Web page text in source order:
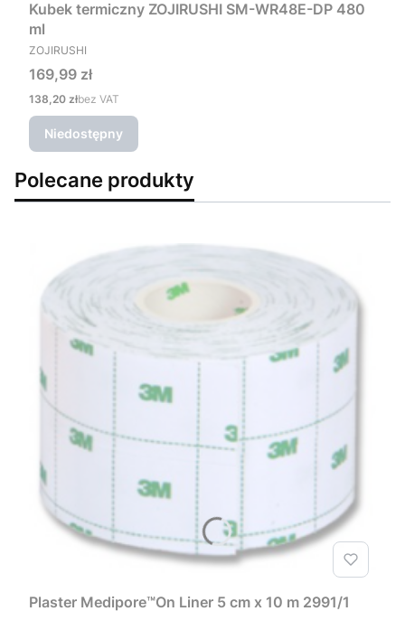
Kubek termiczny ZOJIRUSHI SM-WR48E-DP 480
ml
PRODUCENT
ZOJIRUSHI
Cena
169,99 zł
Cena
138,20 złbez VAT
Niedostępny
Polecane produkty
Plaster Medipore™On Liner 5 cm x 10 m 2991/1